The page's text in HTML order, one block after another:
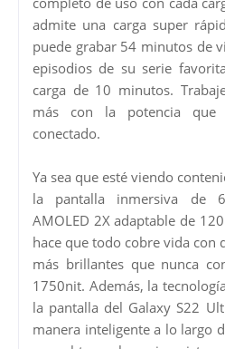
admite una carga super
puede grabar 54 minutos de
episodios de su serie
carga de 10 minutos.
más con la potencia que
conectado.
Ya sea que esté viendo
la pantalla inmersiva de
AMOLED 2X adaptable de
hace que todo cobre vida con
más brillantes que nunca
1750nit. Además, la
la pantalla del Galaxy S22
manera inteligente a lo largo